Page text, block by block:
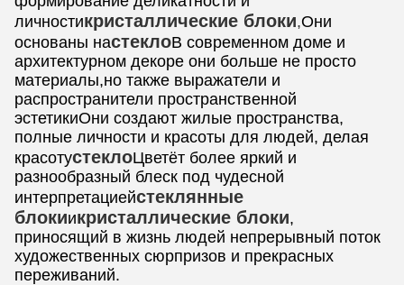
личностикристаллические блоки,Они
основаны настеклоВ современном доме и
архитектурном декоре они больше не просто
материалы,но также выражатели и
распространители пространственной
эстетикиОни создают жилые пространства,
полные личности и красоты для людей, делая
красотустеклоЦветёт более яркий и
разнообразный блеск под чудесной
интерпретациейстеклянные
блокиикристаллические блоки,
приносящий в жизнь людей непрерывный поток
художественных сюрпризов и прекрасных
переживаний.